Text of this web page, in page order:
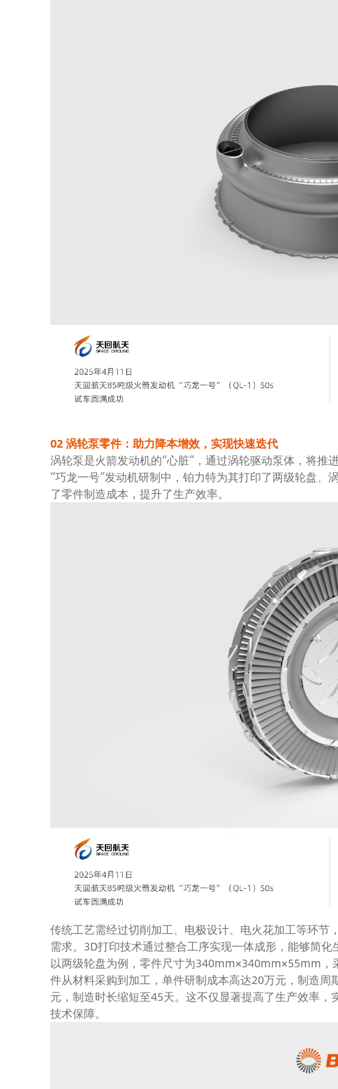
02 涡轮泵零件：助力降本增效，实现快速迭代​
涡轮泵是火箭发动机的“心脏”，通过涡轮驱动泵体，将
“巧龙一号”发动机研制中，铂力特为其打印了两级轮盘
了零件制造成本，提升了生产效率。
传统工艺需经过切削加工、电极设计、电火花加工等环
需求。3D打印技术通过整合工序实现一体成形，能够简化
以两级轮盘为例，零件尺寸为340mm×340mm×55mm，
件从材料采购到加工，单件研制成本高达20万元，制造
元，制造时长缩短至45天。这不仅显著提高了生产效率
技术保障。